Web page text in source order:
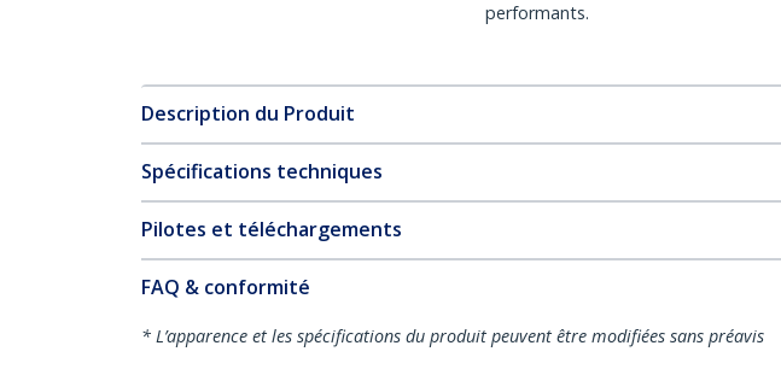
performants.
Description du Produit
Spécifications techniques
Pilotes et téléchargements
FAQ & conformité
* L’apparence et les spécifications du produit peuvent être modifiées sans préavis